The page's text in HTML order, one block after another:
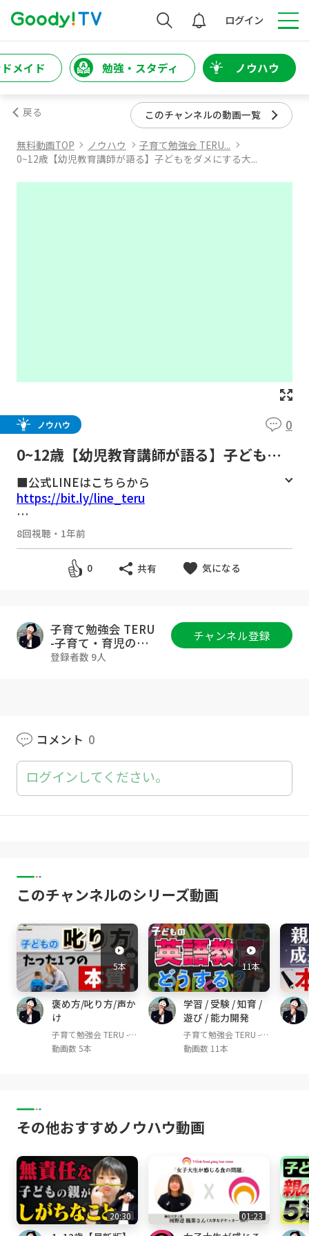
検索 ログイン
メイド 勉強・スタディ ノウハウ
戻る このチャンネルの動画一覧
無料動画TOP ノウハウ
子育て勉強会 TERU...
0~12歳【幼児教育講師が語る】子どもをダメにする大...
ノウハウ 0
0~12歳【幼児教育講師が語る】子どもを
ダメにする大人が知らない残酷な真実/子
育て勉強会TERUの子育て・育児の悩みや
不安解決ch
■公式LINEはこちらから
https://bit.ly/line_teru
■TERU先生の動画教室
https://teru-education.com/pages/douga-ky
3~8歳対象の月額1,100円で始める幼児教育。
続する力を育んでいきます！いつでもどこでも
隙間時間でも学ぶことができるオンラインの教
室です！
▼TERUのSNS等の活動一覧
https://lit.link/terukyoiku
▼このチャンネルは
YouTube登録者10万人超(2023年1月時点)の幼
届けして、子育て・育児のお悩みや不安を解消
していくチャンネルです！
▼TERUのプロフィール
幼児教育講師。これまで1,200人を超える子ど
もの教育に従事。
YouTube『子育て勉強会TERU channel』は登
録者110,000人超(2024年7月時点)
幼児教育現場で培った知識を世の親御さんにお
届けし、1人でも多くの方が笑顔で楽しい。そ
して子どももイキイキと成長できる子育てや育
児の実現を目的として活動中。特に教育の専門
お世話になってきた幼児教室に迷惑をかけない
活動をしています！見た目はふざけているよう
に見えるかもしれませんが、至って真面目に発
信しています😊
▼チャンネルで伝えていきたい想い
8回視聴 ・ 1年前
0 共有 気になる
子育て勉強会 TERU
-子育て・育児の悩
みや不安解決ch-
登録者数 9人
チャンネル登録
コメント 0
ログインしてください。
このチャンネルのシリーズ動画
5本
褒め方/叱り方/声か
け
子育て勉強会 TERU -子
育て・育児の悩みや不
動画数 5本
11本
学習 / 受験 / 知育 /
遊び / 能力開発
子育て勉強会 TERU -子
育て・育児の悩みや不
動画数 11本
その他おすすめノウハウ動画
20:30 01:23